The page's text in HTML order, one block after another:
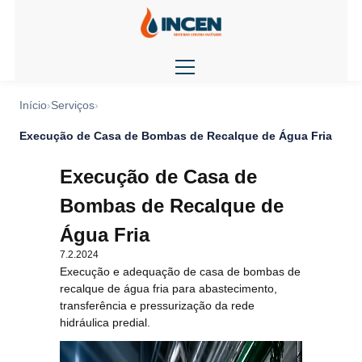
Início Serviços
Execução de Casa de Bombas de Recalque de Água Fria
Execução de Casa de
Bombas de Recalque de
Água Fria
7.2.2024
Execução e adequação de casa de bombas de
recalque de água fria para abastecimento,
transferência e pressurização da rede
hidráulica predial.